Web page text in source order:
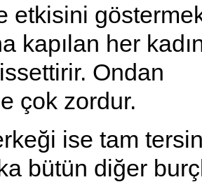
etkisini
kapılan her
Ondan
çok zordur.
ise tam
bütün diğer